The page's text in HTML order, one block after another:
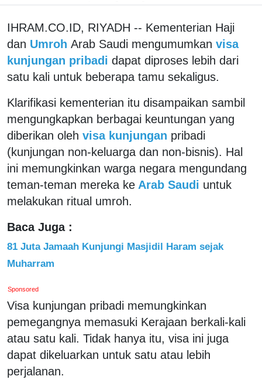
IHRAM.CO.ID, RIYADH -- Kementerian Haji
dan Umroh Arab Saudi mengumumkan visa
kunjungan pribadi dapat diproses lebih dari
satu kali untuk beberapa tamu sekaligus.
Klarifikasi kementerian itu disampaikan sambil
mengungkapkan berbagai keuntungan yang
diberikan oleh visa kunjungan pribadi
(kunjungan non-keluarga dan non-bisnis). Hal
ini memungkinkan warga negara mengundang
teman-teman mereka ke Arab Saudi untuk
melakukan ritual umroh.
Baca Juga :
81 Juta Jamaah Kunjungi Masjidil Haram sejak
Muharram
Sponsored
Visa kunjungan pribadi memungkinkan
pemegangnya memasuki Kerajaan berkali-kali
atau satu kali. Tidak hanya itu, visa ini juga
dapat dikeluarkan untuk satu atau lebih
perjalanan.